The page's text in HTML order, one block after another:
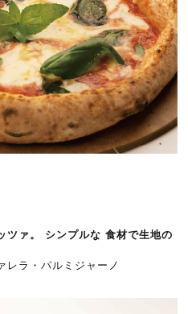
ツァ。 シンプルな 食材で生地の
レラ・パルミジャーノ